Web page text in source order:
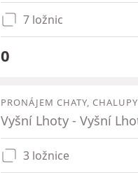
7 ložnic
0
PRONÁJEM CHATY, CHALUPY
3 ložnice